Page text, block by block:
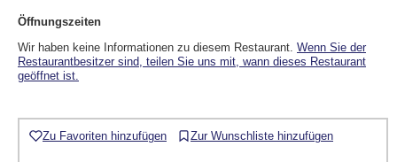
Öffnungszeiten
Wir haben keine Informationen zu diesem Restaurant. Wenn Sie der
Restaurantbesitzer sind, teilen Sie uns mit, wann dieses Restaurant
geöffnet ist.
Zu Favoriten hinzufügen Zur Wunschliste hinzufügen